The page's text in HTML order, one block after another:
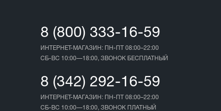
8 (800) 333-16-59
ИНТЕРНЕТ-МАГАЗИН: ПН-ПТ 08:00–22:00
СБ-ВС 10:00—18:00, ЗВОНОК БЕСПЛАТНЫЙ
8 (342) 292-16-59
ИНТЕРНЕТ-МАГАЗИН: ПН-ПТ 08:00–22:00
СБ-ВС 10:00—18:00, ЗВОНОК ПЛАТНЫЙ